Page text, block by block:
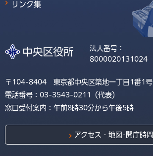
リンク集
法人番号：
8000020131024
〒104-8404 東京都中央区築地一丁目1番1号
電話番号：03-3543-0211（代表）
窓口受付案内：午前8時30分から午後5時
アクセス・地図･開庁時間